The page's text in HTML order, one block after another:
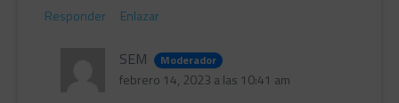
Responder Enlazar
SEM Moderador
febrero 14, 2023 a las 10:41 am